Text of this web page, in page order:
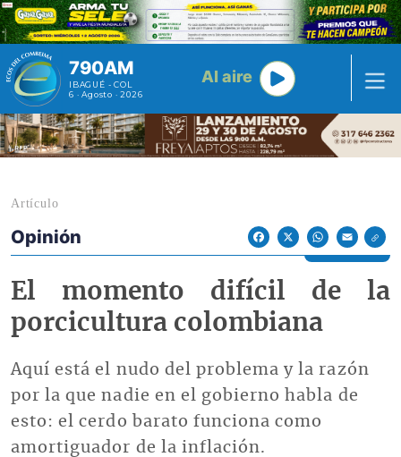
Pasar al contenido principal
790AM
IBAGUÉ - COL
6 · Agosto · 2026
Al aire
Artículo
Econoticias y Eventos
Opinión
FacebookX WhatsAppEmail
El momento difícil de la
porcicultura colombiana
Aquí está el nudo del problema y la razón
por la que nadie en el gobierno habla de
esto: el cerdo barato funciona como
amortiguador de la inflación.